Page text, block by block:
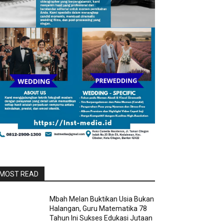
READ
Mbah Melan Buktikan Usia Bukan
Halangan, Guru Matematika 78
Tahun Ini Sukses Edukasi Jutaan